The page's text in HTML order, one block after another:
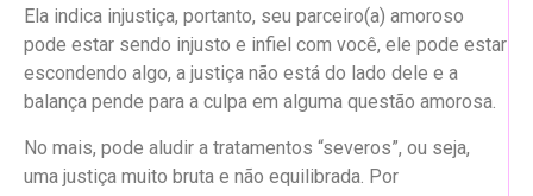
Ela indica injustiça, portanto, seu parceiro(a) amoroso
pode estar sendo injusto e infiel com você, ele pode estar
escondendo algo, a justiça não está do lado dele e a
balança pende para a culpa em alguma questão amorosa.
No mais, pode aludir a tratamentos “severos”, ou seja,
uma justiça muito bruta e não equilibrada. Por